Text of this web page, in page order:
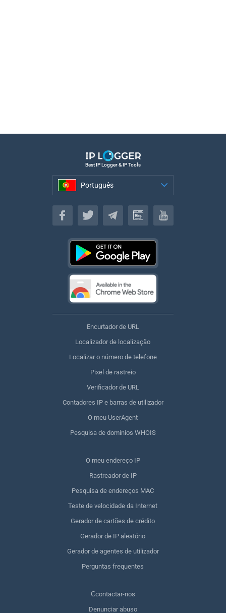
Best IP Logger & IP Tools
Português
Português
Encurtador de URL
Localizador de localização
Localizar o número de telefone
Pixel de rastreio
Verificador de URL
Contadores IP e barras de utilizador
O meu UserAgent
Pesquisa de domínios WHOIS
O meu endereço IP
Rastreador de IP
Pesquisa de endereços MAC
Teste de velocidade da Internet
Gerador de cartões de crédito
Gerador de IP aleatório
Gerador de agentes de utilizador
Perguntas frequentes
Сcontactar-nos
Denunciar abuso